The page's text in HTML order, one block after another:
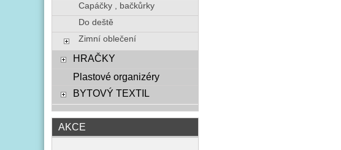
Capáčky , bačkůrky
Do deště
Zimní oblečení
HRAČKY
Plastové organizéry
BYTOVÝ TEXTIL
AKCE